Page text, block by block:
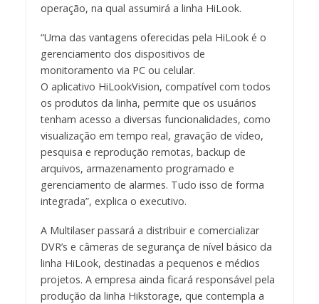
operação, na qual assumirá a linha HiLook.
“Uma das vantagens oferecidas pela HiLook é o
gerenciamento dos dispositivos de
monitoramento via PC ou celular.
O aplicativo HiLookVision, compatível com todos
os produtos da linha, permite que os usuários
tenham acesso a diversas funcionalidades, como
visualização em tempo real, gravação de vídeo,
pesquisa e reprodução remotas, backup de
arquivos, armazenamento programado e
gerenciamento de alarmes. Tudo isso de forma
integrada”, explica o executivo.
A Multilaser passará a distribuir e comercializar
DVR’s e câmeras de segurança de nível básico da
linha HiLook, destinadas a pequenos e médios
projetos. A empresa ainda ficará responsável pela
produção da linha Hikstorage, que contempla a